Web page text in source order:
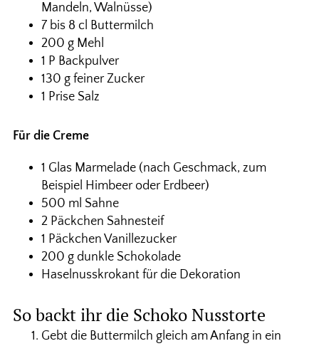
Mandeln, Walnüsse)
7 bis 8 cl Buttermilch
200 g Mehl
1 P Backpulver
130 g feiner Zucker
1 Prise Salz
Für die Creme
1 Glas Marmelade (nach Geschmack, zum
Beispiel Himbeer oder Erdbeer)
500 ml Sahne
2 Päckchen Sahnesteif
1 Päckchen Vanillezucker
200 g dunkle Schokolade
Haselnusskrokant für die Dekoration
So backt ihr die Schoko Nusstorte
Gebt die Buttermilch gleich am Anfang in ein